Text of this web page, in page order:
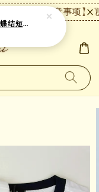
消。 【注意事项】
【现货+预购】NERDY 双杠蝴蝶结短袖 N10